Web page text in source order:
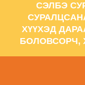
СЭЛБЭ
ХҮҮХЭД
БОЛОВСОРЧ,